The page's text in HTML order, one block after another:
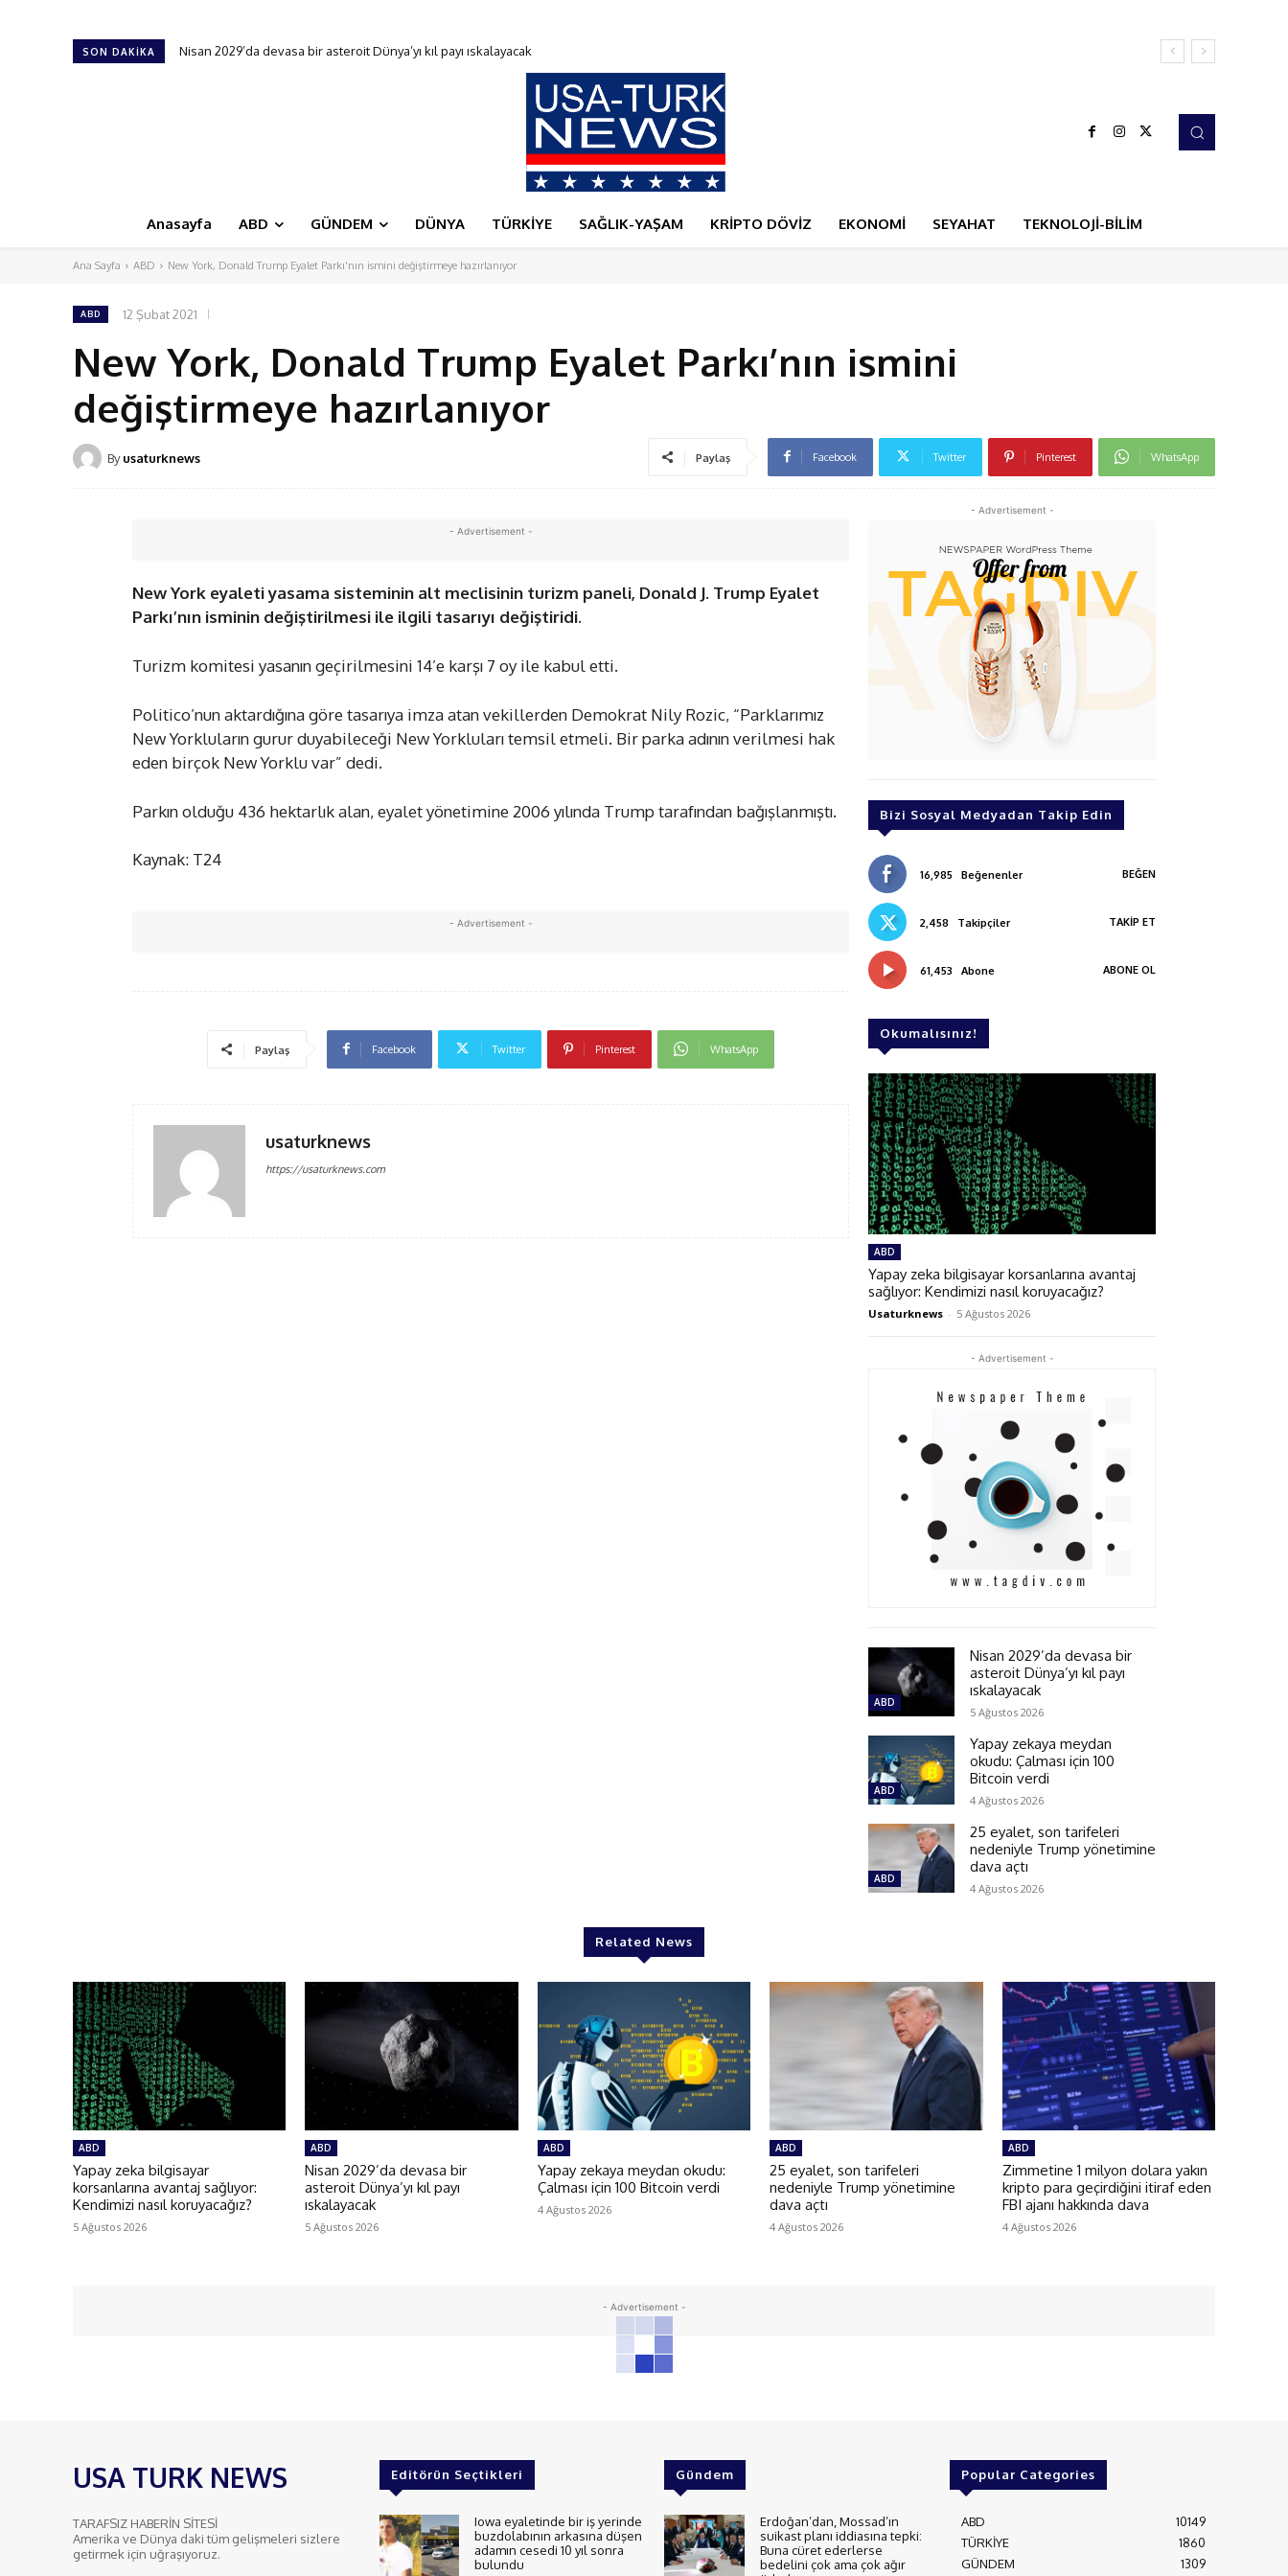
SON DAKIKA Nisan 2029’da devasa bir asteroit Dünya’yı kıl payı ıskalayacak
Yapay zekaya meydan okudu: Çalması için 100 Bitcoin verdi
Anasayfa ABD GÜNDEM DÜNYA TÜRKİYE SAĞLIK-YAŞAM KRİPTO DÖVİZ EKONOMİ SEYAHAT TEKNOLOJİ-BİLİM
Ana Sayfa ABD New York, Donald Trump Eyalet Parkı'nın ismini değiştirmeye hazırlanıyor
ABD 12 Şubat 2021
New York, Donald Trump Eyalet Parkı’nın ismini
değiştirmeye hazırlanıyor
By usaturknews Paylaş Facebook Twitter Pinterest WhatsApp
- Advertisement -
New York eyaleti yasama sisteminin alt meclisinin turizm paneli, Donald J. Trump Eyalet
Parkı’nın isminin değiştirilmesi ile ilgili tasarıyı değiştiridi.
Turizm komitesi yasanın geçirilmesini 14’e karşı 7 oy ile kabul etti.
Politico’nun aktardığına göre tasarıya imza atan vekillerden Demokrat Nily Rozic, “Parklarımız
New Yorkluların gurur duyabileceği New Yorkluları temsil etmeli. Bir parka adının verilmesi hak
eden birçok New Yorklu var” dedi.
Parkın olduğu 436 hektarlık alan, eyalet yönetimine 2006 yılında Trump tarafından bağışlanmıştı.
Kaynak: T24
- Advertisement -
Paylaş Facebook Twitter Pinterest WhatsApp
usaturknews
https://usaturknews.com
- Advertisement -
Bizi Sosyal Medyadan Takip Edin
16,985 Beğenenler BEĞEN
2,458 Takipçiler TAKIP ET
61,453 Abone ABONE OL
Okumalısınız!
ABD
Yapay zeka bilgisayar korsanlarına avantaj
sağlıyor: Kendimizi nasıl koruyacağız?
Usaturknews - 5 Ağustos 2026
- Advertisement -
ABD
Nisan 2029’da devasa bir
asteroit Dünya’yı kıl payı
ıskalayacak
5 Ağustos 2026
ABD
Yapay zekaya meydan
okudu: Çalması için 100
Bitcoin verdi
4 Ağustos 2026
ABD
25 eyalet, son tarifeleri
nedeniyle Trump yönetimine
dava açtı
4 Ağustos 2026
Related News
ABD
Yapay zeka bilgisayar
korsanlarına avantaj sağlıyor:
Kendimizi nasıl koruyacağız?
5 Ağustos 2026
ABD
Nisan 2029’da devasa bir
asteroit Dünya’yı kıl payı
ıskalayacak
5 Ağustos 2026
ABD
Yapay zekaya meydan okudu:
Çalması için 100 Bitcoin verdi
4 Ağustos 2026
ABD
25 eyalet, son tarifeleri
nedeniyle Trump yönetimine
dava açtı
4 Ağustos 2026
ABD
Zimmetine 1 milyon dolara yakın
kripto para geçirdiğini itiraf eden
FBI ajanı hakkında dava
4 Ağustos 2026
- Advertisement -
USA TURK NEWS
TARAFSIZ HABERİN SİTESİ
Amerika ve Dünya daki tüm gelişmeleri sizlere
getirmek için uğraşıyoruz.
Editörün Seçtikleri
Iowa eyaletinde bir iş yerinde
buzdolabının arkasına düşen
adamın cesedi 10 yıl sonra
bulundu
Gündem
Erdoğan’dan, Mossad’ın
suikast planı iddiasına tepki:
Buna cüret ederlerse
bedelini çok ama çok ağır
Popular Categories
ABD
10149
TÜRKİYE
1860
GÜNDEM
1309